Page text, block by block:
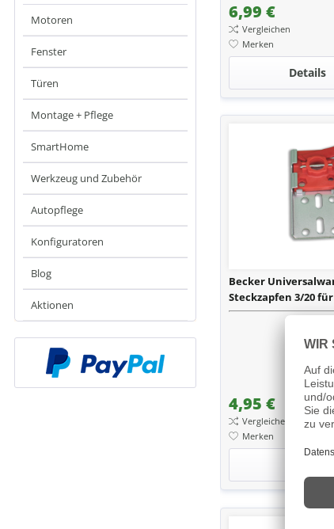
Motoren
Fenster
Türen
Montage + Pflege
SmartHome
Werkzeug und Zubehör
Autopflege
Konfiguratoren
Blog
Aktionen
6,99 €
Vergleichen
Merken
Details
Becker
Steckzapfen 3/20 für
4,95 €
Vergleichen
Merken